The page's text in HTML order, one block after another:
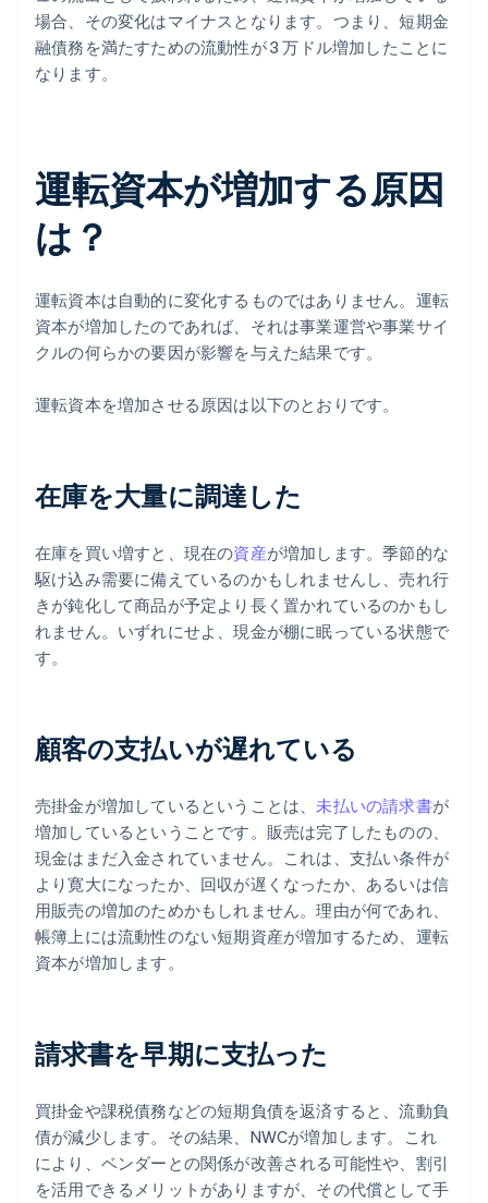
場合、その変化はマイナスとなります。つまり、短期金
融債務を満たすための流動性が 3 万ドル増加したことに
なります。
運転資本が増加する原因
は？
運転資本は自動的に変化するものではありません。運転
資本が増加したのであれば、それは事業運営や事業サイ
クルの何らかの要因が影響を与えた結果です。
運転資本を増加させる原因は以下のとおりです。
在庫を大量に調達した
在庫を買い増すと、現在の資産が増加します。季節的な
駆け込み需要に備えているのかもしれませんし、売れ行
きが鈍化して商品が予定より長く置かれているのかもし
れません。いずれにせよ、現金が棚に眠っている状態で
す。
顧客の支払いが遅れている
売掛金が増加しているということは、未払いの請求書が
増加しているということです。販売は完了したものの、
現金はまだ入金されていません。これは、支払い条件が
より寛大になったか、回収が遅くなったか、あるいは信
用販売の増加のためかもしれません。理由が何であれ、
帳簿上には流動性のない短期資産が増加するため、運転
資本が増加します。
請求書を早期に支払った
買掛金や課税債務などの短期負債を返済すると、流動負
債が減少します。その結果、NWCが増加します。これ
により、ベンダーとの関係が改善される可能性や、割引
を活用できるメリットがありますが、その代償として手